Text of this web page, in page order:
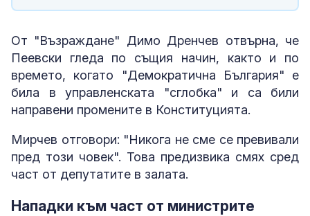
От "Възраждане" Димо Дренчев отвърна, че
Пеевски гледа по същия начин, както и по
времето, когато "Демократична България" е
била в управленската "сглобка" и са били
направени промените в Конституцията.
Мирчев отговори: "Никога не сме се превивали
пред този човек". Това предизвика смях сред
част от депутатите в залата.
Нападки към част от министрите